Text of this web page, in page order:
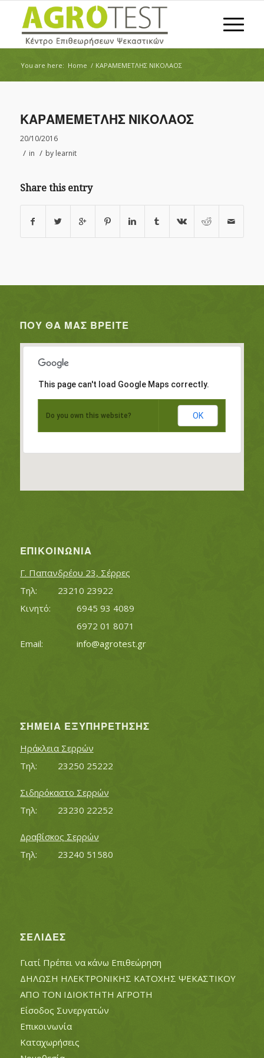
You are here: Home / ΚΑΡΑΜΕΜΕΤΛΗΣ ΝΙΚΟΛΑΟΣ
ΚΑΡΑΜΕΜΕΤΛΗΣ ΝΙΚΟΛΑΟΣ
20/10/2016
/ in / by learnit
Share this entry
ΠΟΥ ΘΑ ΜΑΣ ΒΡΕΊΤΕ
This page can't load Google Maps correctly.
Do you own this website? OK
ΕΠΙΚΟΙΝΩΝΊΑ
Γ. Παπανδρέου 23, Σέρρες
Τηλ:		23210 23922
Κινητό:		6945 93 4089
			6972 01 8071
info@agrotest.gr
ΣΗΜΕΊΑ ΕΞΥΠΗΡΈΤΗΣΗΣ
Ηράκλεια Σερρών
Τηλ:		23250 25222
Σιδηρόκαστο Σερρών
Τηλ:		23230 22252
Δραβίσκος Σερρών
Τηλ:		23240 51580
ΣΕΛΊΔΕΣ
Γιατί Πρέπει να κάνω Επιθεώρηση
ΔΗΛΩΣΗ ΗΛΕΚΤΡΟΝΙΚΗΣ ΚΑΤΟΧΗΣ ΨΕΚΑΣΤΙΚΟΥ
ΑΠΟ ΤΟΝ ΙΔΙΟΚΤΗΤΗ ΑΓΡΟΤΗ
Είσοδος Συνεργατών
Επικοινωνία
Καταχωρήσεις